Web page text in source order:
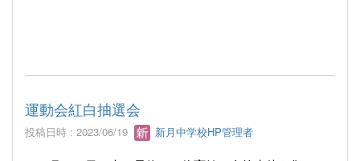
運動会紅白抽選会
投稿日時 : 2023/06/19 新月中学校HP管理者